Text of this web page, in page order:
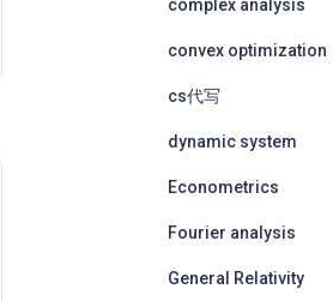
complex analysis
convex optimization
cs代写
dynamic system
Econometrics
Fourier analysis
General Relativity